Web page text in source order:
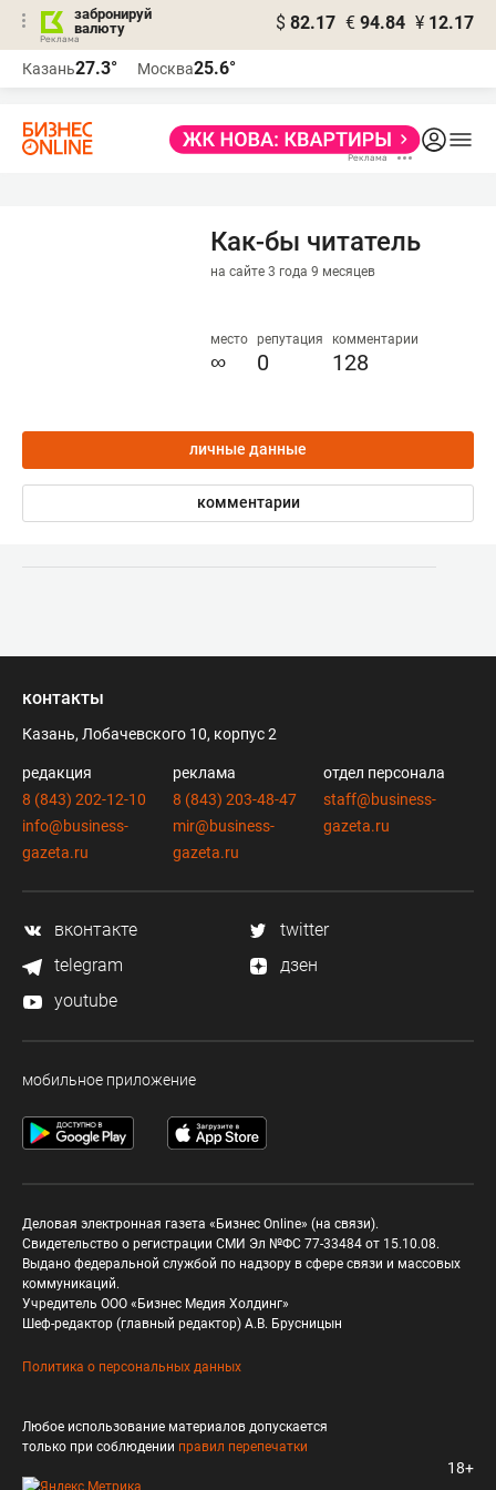
забронируй
валюту
$ 82.17 € 94.84 ¥ 12.17
Казань27.3° Москва25.6°
Как-бы читатель
на сайте 3 года 9 месяцев
место
∞
репутация
0
комментарии
128
личные данные
комментарии
контакты
Казань, Лобачевского 10, корпус 2
редакция
8 (843) 202-12-10
info@business-
gazeta.ru
реклама
8 (843) 203-48-47
mir@business-
gazeta.ru
отдел персонала
staff@business-
gazeta.ru
вконтакте
twitter
telegram
дзен
youtube
мобильное приложение
Деловая электронная газета «Бизнес Online» (на связи).
Свидетельство о регистрации СМИ Эл №ФС 77-33484 от 15.10.08.
Выдано федеральной службой по надзору в сфере связи и массовых
коммуникаций.
Учредитель ООО «Бизнес Медия Холдинг»
Шеф-редактор (главный редактор) А.В. Брусницын
Политика о персональных данных
Любое использование материалов допускается
только при соблюдении правил перепечатки
18+